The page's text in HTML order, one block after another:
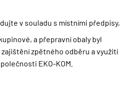
v souladu s místními předpisy,
a přepravní obaly byl
zpětného odběru a využití
EKO-KOM.